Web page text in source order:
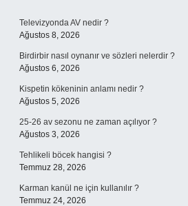
Televizyonda AV nedir ?
Ağustos 8, 2026
Birdirbir nasıl oynanır ve sözleri nelerdir ?
Ağustos 6, 2026
Kispetin kökeninin anlamı nedir ?
Ağustos 5, 2026
25-26 av sezonu ne zaman açılıyor ?
Ağustos 3, 2026
Tehlikeli böcek hangisi ?
Temmuz 28, 2026
Karman kanül ne için kullanılır ?
Temmuz 24, 2026